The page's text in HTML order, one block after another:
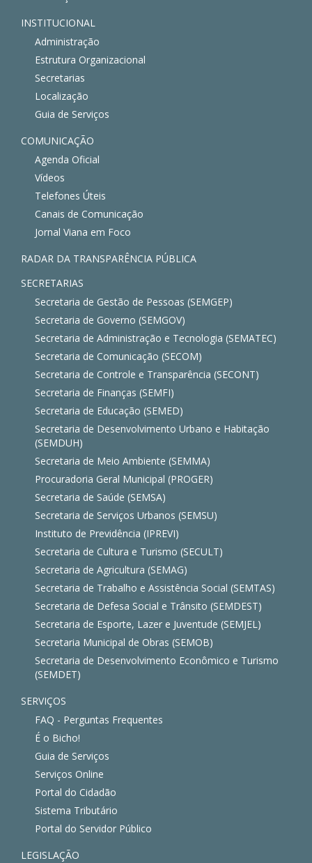
INSTITUCIONAL
Administração
Estrutura Organizacional
Secretarias
Localização
Guia de Serviços
COMUNICAÇÃO
Agenda Oficial
Vídeos
Telefones Úteis
Canais de Comunicação
Jornal Viana em Foco
RADAR DA TRANSPARÊNCIA PÚBLICA
SECRETARIAS
Secretaria de Gestão de Pessoas (SEMGEP)
Secretaria de Governo (SEMGOV)
Secretaria de Administração e Tecnologia (SEMATEC)
Secretaria de Comunicação (SECOM)
Secretaria de Controle e Transparência (SECONT)
Secretaria de Finanças (SEMFI)
Secretaria de Educação (SEMED)
Secretaria de Desenvolvimento Urbano e Habitação
(SEMDUH)
Secretaria de Meio Ambiente (SEMMA)
Procuradoria Geral Municipal (PROGER)
Secretaria de Saúde (SEMSA)
Secretaria de Serviços Urbanos (SEMSU)
Instituto de Previdência (IPREVI)
Secretaria de Cultura e Turismo (SECULT)
Secretaria de Agricultura (SEMAG)
Secretaria de Trabalho e Assistência Social (SEMTAS)
Secretaria de Defesa Social e Trânsito (SEMDEST)
Secretaria de Esporte, Lazer e Juventude (SEMJEL)
Secretaria Municipal de Obras (SEMOB)
Secretaria de Desenvolvimento Econômico e Turismo
(SEMDET)
SERVIÇOS
FAQ - Perguntas Frequentes
É o Bicho!
Guia de Serviços
Serviços Online
Portal do Cidadão
Sistema Tributário
Portal do Servidor Público
LEGISLAÇÃO